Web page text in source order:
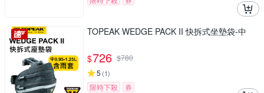
TOPEAK WEDGE PACK II 快拆式坐墊袋-中
$726 $780
5 (1)
限時下殺 券